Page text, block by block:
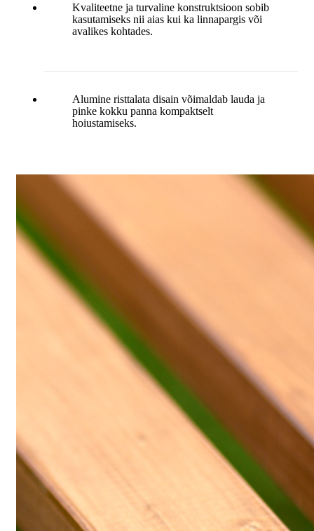
Kvaliteetne ja turvaline konstruktsioon sobib
kasutamiseks nii aias kui ka linnapargis või
avalikes kohtades.
Alumine risttalata disain võimaldab lauda ja
pinke kokku panna kompaktselt
hoiustamiseks.